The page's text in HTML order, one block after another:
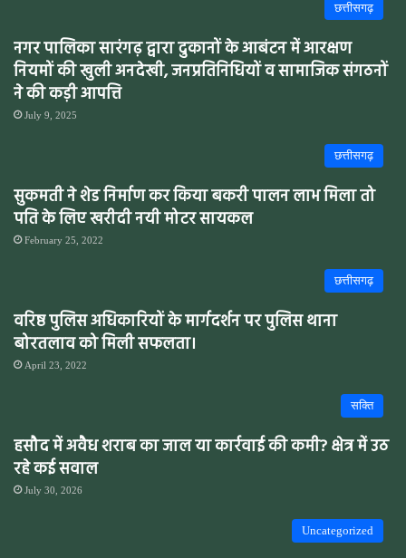
छत्तीसगढ़
नगर पालिका सारंगढ़ द्वारा दुकानों के आबंटन में आरक्षण
नियमों की खुली अनदेखी, जनप्रतिनिधियों व सामाजिक संगठनों
ने की कड़ी आपत्ति
July 9, 2025
छत्तीसगढ़
सुकमती ने शेड निर्माण कर किया बकरी पालन लाभ मिला तो
पति के लिए खरीदी नयी मोटर सायकल
February 25, 2022
छत्तीसगढ़
वरिष्ठ पुलिस अधिकारियों के मार्गदर्शन पर पुलिस थाना
बोरतलाव को मिली सफलता।
April 23, 2022
सक्ति
हसौद में अवैध शराब का जाल या कार्रवाई की कमी? क्षेत्र में उठ
रहे कई सवाल
July 30, 2026
Uncategorized